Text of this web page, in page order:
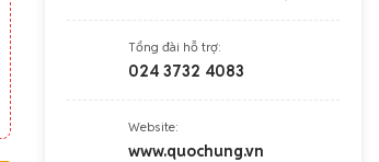
Tổng đài hỗ trợ:
024 3732 4083
Website:
www.quochung.vn